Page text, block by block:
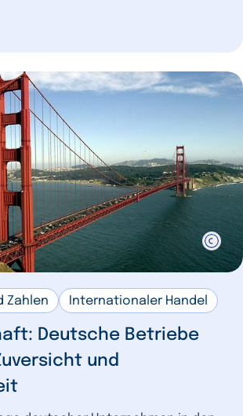
Zahlen Internationaler Handel
Deutsche Betriebe
und